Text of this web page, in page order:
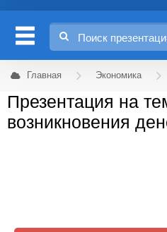
Главная Экономика
Презентация на
возникновения